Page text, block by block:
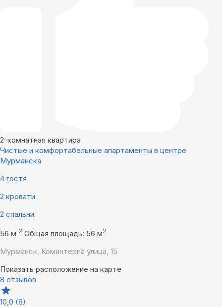
2-комнатная квартира
Чиcтые и комфopтaбельныe апартамeнты в центpе
Mуpманскa
4 гостя
2 кровати
2 спальни
56 м 2 Общая площадь: 56 м2
Мурманск, Коминтерна улица, 15
Показать расположение на карте
8 отзывов
10,0 (8)